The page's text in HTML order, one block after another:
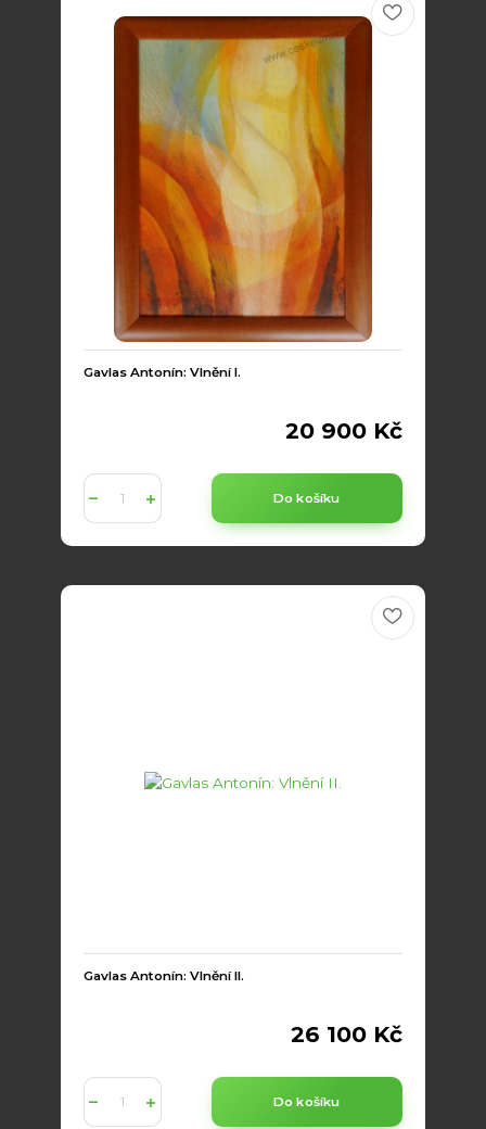
Gavlas Antonín: Vlnění I.
20 900 Kč
Do košíku
Gavlas Antonín: Vlnění II.
26 100 Kč
Do košíku